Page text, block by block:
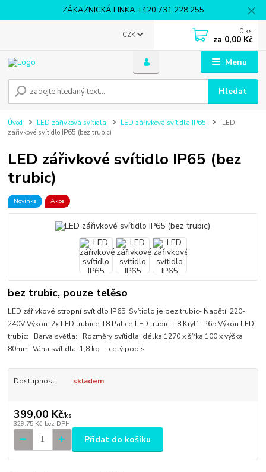
ZÁKAZNICKÁ LINKA +420 731 228 255
Menu
CZK
Hledat
0 ks
za 0,00 Kč
Úvod LED zářivková svítidla LED zářivková svítidla IP65
LED
zářivkové svítidlo IP65 (bez trubic)
LED zářivkové svítidlo IP65 (bez
trubic)
Novinka Akce
bez trubic, pouze telěso
LED zářivkové stropní svítidlo IP65. Svítidlo je bez trubic- Napětí: 220-
240V Výkon: 2x LED trubice T8 Patice LED trubic: T8 Krytí: IP65 Výkon LED
trubic: Barva světla: Rozměry svítidla: délka 1270 x šířka 100 x výška
80mm Váha svítidla: 1,8 kg celý popis
Dostupnost skladem
399,00 Kč/ks
329,75 Kč bez DPH
Přidat do košíku